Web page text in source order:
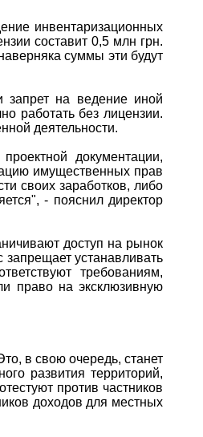
инвентаризационных
составит 0,5 млн грн.
суммы эти будут
запрет на ведение иной
работать без лицензии.
деятельности.
документации,
имущественных прав
своих заработков, либо
- пояснил директор
доступ на рынок
устанавливать
требованиям,
право на эксклюзивную
в свою очередь, станет
развития территорий,
против частников
доходов для местных